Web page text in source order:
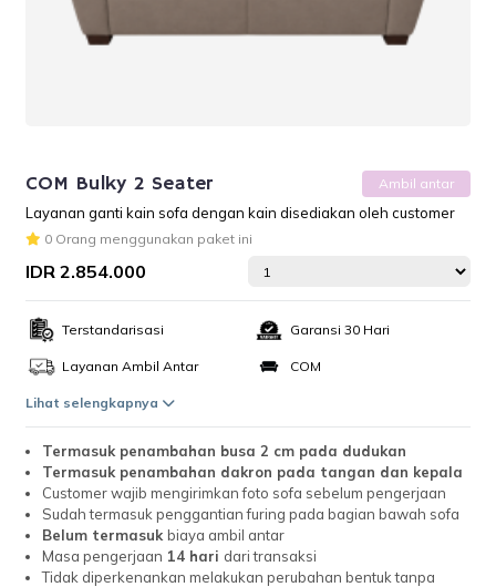
COM Bulky 2 Seater Ambil antar
Layanan ganti kain sofa dengan kain disediakan oleh customer
0 Orang menggunakan paket ini
IDR 2.854.000
Terstandarisasi Garansi 30 Hari
Layanan Ambil Antar COM
Lihat selengkapnya
Termasuk penambahan busa 2 cm pada dudukan
Termasuk penambahan dakron pada tangan dan kepala
Customer wajib mengirimkan foto sofa sebelum pengerjaan
Sudah termasuk penggantian furing pada bagian bawah sofa
Belum termasuk biaya ambil antar
Masa pengerjaan 14 hari dari transaksi
Tidak diperkenankan melakukan perubahan bentuk tanpa